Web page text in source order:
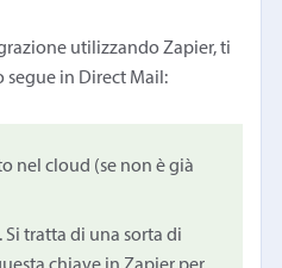
utilizzando Zapier, ti
segue in Direct Mail:
nel cloud (se non è già
Si tratta di una sorta di